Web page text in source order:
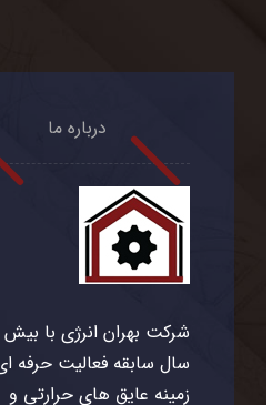
درباره ما
شرکت بهران انرژی با بیش
سال سابقه فعالیت حرفه
زمینه عایق های حرارتی و